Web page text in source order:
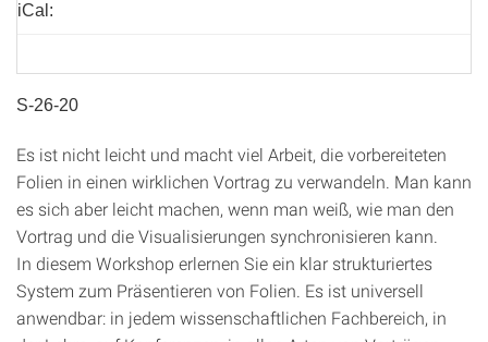
iCal:
S-26-20
Es ist nicht leicht und macht viel Arbeit, die vorbereiteten
Folien in einen wirklichen Vortrag zu verwandeln. Man kann
es sich aber leicht machen, wenn man weiß, wie man den
Vortrag und die Visualisierungen synchronisieren kann.
In diesem Workshop erlernen Sie ein klar strukturiertes
System zum Präsentieren von Folien. Es ist universell
anwendbar: in jedem wissenschaftlichen Fachbereich, in